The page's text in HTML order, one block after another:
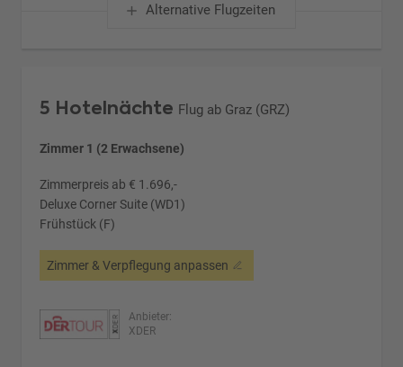
Alternative Flugzeiten
5 Hotelnächte Flug ab Graz (GRZ)
Zimmer 1 (2 Erwachsene)
Zimmerpreis ab € 1.696,-
Deluxe Corner Suite (WD1)
Frühstück (F)
Zimmer & Verpflegung anpassen
Anbieter:
XDER